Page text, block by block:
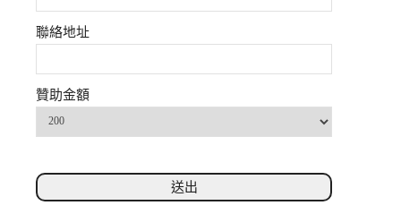
聯絡地址
贊助金額
送出